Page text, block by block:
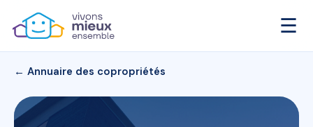
☰
← Annuaire des copropriétés